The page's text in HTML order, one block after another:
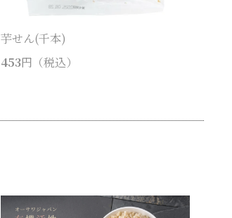
芋せん(千本)
453円（税込）